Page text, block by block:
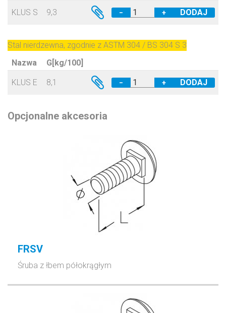
KLUS S 9,3 − +
Stal nierdzewna, zgodnie z ASTM 304 / BS 304 S 3
Nazwa
G[kg/100]
KLUS E 8,1 − +
Opcjonalne akcesoria
FRSV
Śruba z łbem półokrągłym